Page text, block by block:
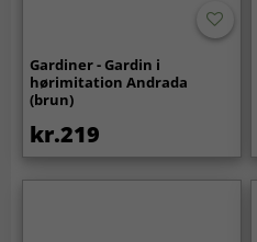
Gardiner - Gardin i
hørimitation Andrada
(brun)
kr.219